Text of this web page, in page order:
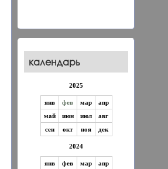
календарь
2025
янв фев мар
апр
май
июн июл
авг
сен
окт ноя дек
2024
янв фев мар
апр